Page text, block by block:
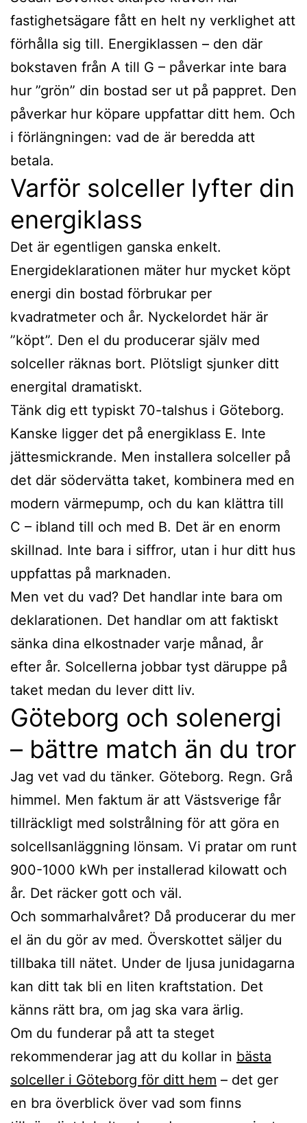
fastighetsägare fått en helt ny verklighet att
förhålla sig till. Energiklassen – den där
bokstaven från A till G – påverkar inte bara
hur ”grön” din bostad ser ut på pappret. Den
påverkar hur köpare uppfattar ditt hem. Och
i förlängningen: vad de är beredda att
betala.
Varför solceller lyfter din
energiklass
Det är egentligen ganska enkelt.
Energideklarationen mäter hur mycket köpt
energi din bostad förbrukar per
kvadratmeter och år. Nyckelordet här är
”köpt”. Den el du producerar själv med
solceller räknas bort. Plötsligt sjunker ditt
energital dramatiskt.
Tänk dig ett typiskt 70-talshus i Göteborg.
Kanske ligger det på energiklass E. Inte
jättesmickrande. Men installera solceller på
det där södervätta taket, kombinera med en
modern värmepump, och du kan klättra till
C – ibland till och med B. Det är en enorm
skillnad. Inte bara i siffror, utan i hur ditt hus
uppfattas på marknaden.
Men vet du vad? Det handlar inte bara om
deklarationen. Det handlar om att faktiskt
sänka dina elkostnader varje månad, år
efter år. Solcellerna jobbar tyst däruppe på
taket medan du lever ditt liv.
Göteborg och solenergi
– bättre match än du tror
Jag vet vad du tänker. Göteborg. Regn. Grå
himmel. Men faktum är att Västsverige får
tillräckligt med solstrålning för att göra en
solcellsanläggning lönsam. Vi pratar om runt
900-1000 kWh per installerad kilowatt och
år. Det räcker gott och väl.
Och sommarhalvåret? Då producerar du mer
el än du gör av med. Överskottet säljer du
tillbaka till nätet. Under de ljusa junidagarna
kan ditt tak bli en liten kraftstation. Det
känns rätt bra, om jag ska vara ärlig.
Om du funderar på att ta steget
rekommenderar jag att du kollar in bästa
solceller i Göteborg för ditt hem – det ger
en bra överblick över vad som finns